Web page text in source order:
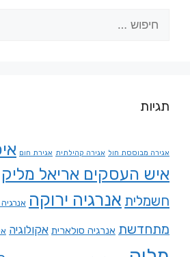
תגיות
אגירה מבוססת חול אגירה קהילתית אגירת חום
איש העסקים אריאל מליק
חשמלית אנרגיה ירוקה
מתחדשת אנרגיה סולארית אקולוגיה